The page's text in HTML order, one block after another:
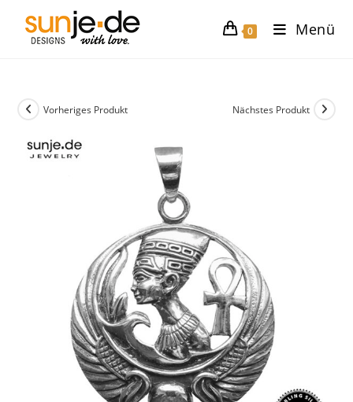
Inhalt
springen
0 Menü
Vorheriges Produkt Nächstes Produkt